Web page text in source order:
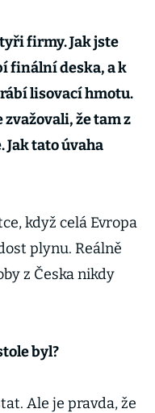
firmy. Jak jste
finální deska, a k
lisovací hmotu.
že tam z
Jak tato úvaha
když celá Evropa
plynu. Reálně
z Česka nikdy
byl?
Ale je pravda, že